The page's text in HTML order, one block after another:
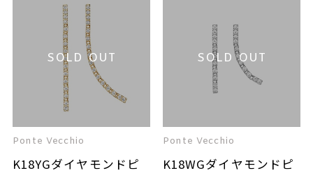
SOLD OUT
Ponte Vecchio
K18YGダイヤモンドピ
SOLD OUT
Ponte Vecchio
K18WGダイヤモンドピ